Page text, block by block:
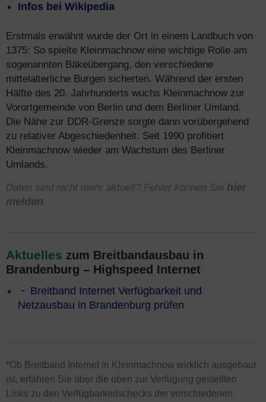
Infos bei Wikipedia
Erstmals erwähnt wurde der Ort in einem Landbuch von
1375: So spielte Kleinmachnow eine wichtige Rolle am
sogenannten Bäkeübergang, den verschiedene
mittelalterliche Burgen sicherten. Während der ersten
Hälfte des 20. Jahrhunderts wuchs Kleinmachnow zur
Vorortgemeinde von Berlin und dem Berliner Umland.
Die Nähe zur DDR-Grenze sorgte dann vorübergehend
zu relativer Abgeschiedenheit. Seit 1990 profitiert
Kleinmachnow wieder am Wachstum des Berliner
Umlands.
Daten sind nicht mehr aktuell? Fehler können Sie hier
melden.
Aktuelles zum Breitbandausbau in
Brandenburg – Highspeed Internet
Breitband Internet Verfügbarkeit und
Netzausbau in Brandenburg prüfen
*Ob Breitband Internet in Kleinmachnow wirklich ausgebaut
ist, erfahren Sie über die oben zur Verfügung gestellten
Links zu den Verfügbarkeitschecks der verschiedenen